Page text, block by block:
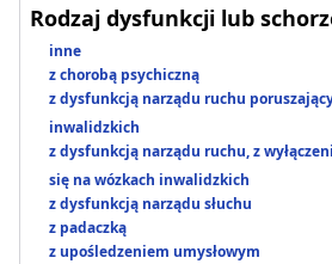
Rodzaj dysfunkcji lub
inne
z chorobą psychiczną
z dysfunkcją narządu ruchu
inwalidzkich
z dysfunkcją narządu ruchu, z
się na wózkach inwalidzkich
z dysfunkcją narządu słuchu
z padaczką
z upośledzeniem umysłowym